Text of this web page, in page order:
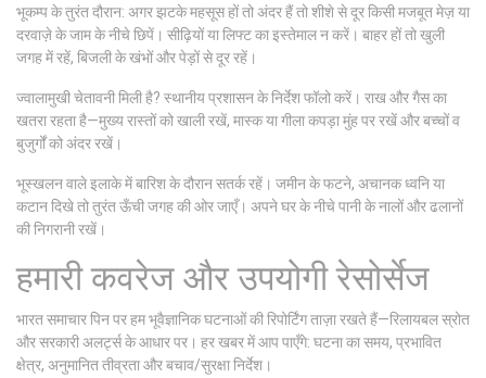
भूकम्प के तुरंत दौरान: अगर झटके महसूस हों तो अंदर हैं तो शीशे से दूर किसी मजबूत मेज़ या
दरवाज़े के जाम के नीचे छिपें। सीढ़ियों या लिफ्ट का इस्तेमाल न करें। बाहर हों तो खुली
जगह में रहें, बिजली के खंभों और पेड़ों से दूर रहें।
ज्वालामुखी चेतावनी मिली है? स्थानीय प्रशासन के निर्देश फॉलो करें। राख और गैस का
खतरा रहता है—मुख्य रास्तों को खाली रखें, मास्क या गीला कपड़ा मुंह पर रखें और बच्चों व
बुजुर्गों को अंदर रखें।
भूस्खलन वाले इलाके में बारिश के दौरान सतर्क रहें। जमीन के फटने, अचानक ध्वनि या
कटान दिखे तो तुरंत ऊँची जगह की ओर जाएँ। अपने घर के नीचे पानी के नालों और ढलानों
की निगरानी रखें।
हमारी कवरेज और उपयोगी रेसोर्सेज
भारत समाचार पिन पर हम भूवैज्ञानिक घटनाओं की रिपोर्टिंग ताज़ा रखते हैं—रिलायबल स्रोत
और सरकारी अलर्ट्स के आधार पर। हर खबर में आप पाएँगे: घटना का समय, प्रभावित
क्षेत्र, अनुमानित तीव्रता और बचाव/सुरक्षा निर्देश।